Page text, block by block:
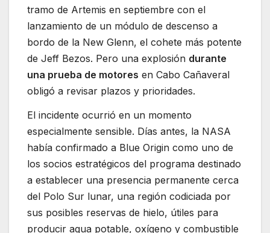
tramo de Artemis en septiembre con el
lanzamiento de un módulo de descenso a
bordo de la New Glenn, el cohete más potente
de Jeff Bezos. Pero una explosión durante
una prueba de motores en Cabo Cañaveral
obligó a revisar plazos y prioridades.
El incidente ocurrió en un momento
especialmente sensible. Días antes, la NASA
había confirmado a Blue Origin como uno de
los socios estratégicos del programa destinado
a establecer una presencia permanente cerca
del Polo Sur lunar, una región codiciada por
sus posibles reservas de hielo, útiles para
producir agua potable, oxígeno y combustible